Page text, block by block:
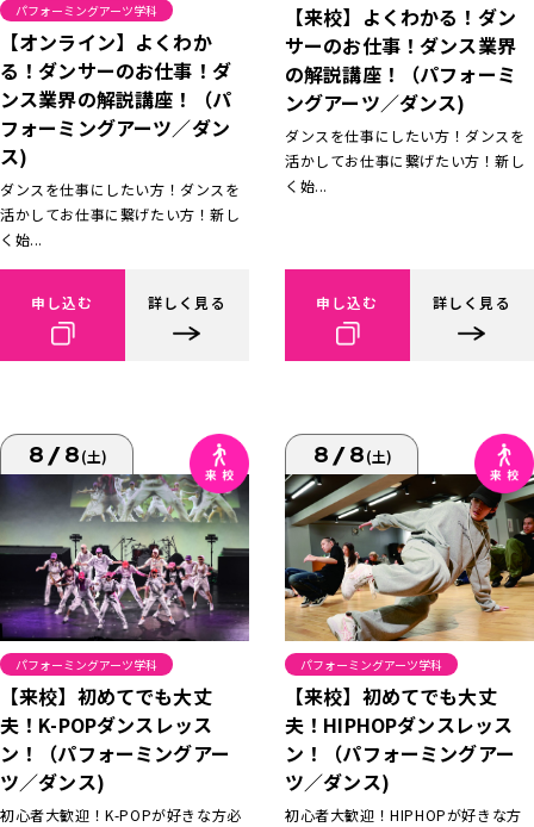
パフォーミングアーツ学科
【オンライン】よくわか
る！ダンサーのお仕事！ダ
ンス業界の解説講座！（パ
フォーミングアーツ／ダン
ス)
ダンスを仕事にしたい方！ダンスを
活かしてお仕事に繋げたい方！新し
く始...
申し込む 詳しく見る
【来校】よくわかる！ダン
サーのお仕事！ダンス業界
の解説講座！（パフォーミ
ングアーツ／ダンス)
ダンスを仕事にしたい方！ダンスを
活かしてお仕事に繋げたい方！新し
く始...
申し込む 詳しく見る
8/8(土)
パフォーミングアーツ学科
【来校】初めてでも大丈
夫！K-POPダンスレッス
ン！（パフォーミングアー
ツ／ダンス)
初心者大歓迎！K-POPが好きな方必
8/8(土)
パフォーミングアーツ学科
【来校】初めてでも大丈
夫！HIPHOPダンスレッス
ン！（パフォーミングアー
ツ／ダンス)
初心者大歓迎！HIPHOPが好きな方